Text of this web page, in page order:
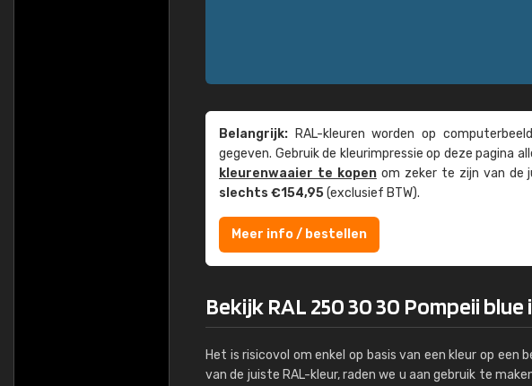
Belangrijk: RAL-kleuren worden op
gegeven. Gebruik de kleur­impressie op deze pagina
kleuren­waaier te kopenom zeker te zijn van de
slechts €154,95(exclusief BTW).
Meer info / bestellen
Bekijk RAL 250 30 30 Pompeii
Het is risicovol om enkel op basis van een kleur op een
van de juiste RAL-kleur, raden we u aan gebruik te